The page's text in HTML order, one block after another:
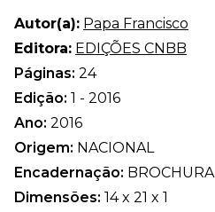
Autor(a): Papa Francisco
Editora: EDIÇÕES CNBB
Páginas: 24
Edição: 1 - 2016
Ano: 2016
Origem: NACIONAL
Encadernação: BROCHURA
Dimensões: 14 x 21 x 1